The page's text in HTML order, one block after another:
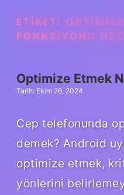
ETIKET:
FONKSIYONU
Optimize Etmek
Tarih: Ekim 26, 2024
Cep telefonunda
demek? Android
optimize etmek,
yönlerini